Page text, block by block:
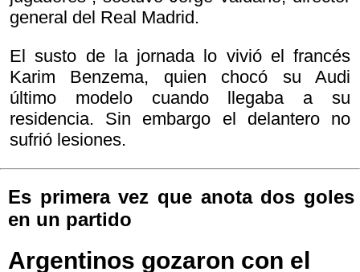
general del Real Madrid.
El susto de la jornada lo vivió el francés
Karim Benzema, quien chocó su Audi
último modelo cuando llegaba a su
residencia. Sin embargo el delantero no
sufrió lesiones.
Es primera vez que anota dos goles
en un partido
Argentinos gozaron con el